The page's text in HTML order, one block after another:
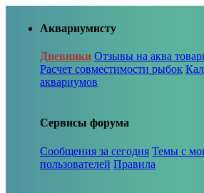
Аквариумисту
Дневники Отзывы на аква
Расчет совместимости рыбок
аквариумов
Сервисы форума
Сообщения за сегодня Темы с
пользователей Правила